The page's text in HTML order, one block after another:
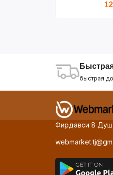
быстрая
Фирдавси 8